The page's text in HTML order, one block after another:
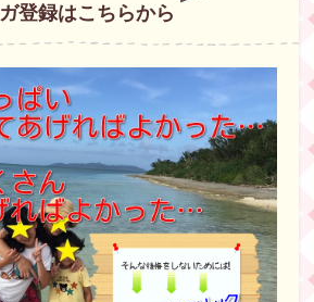
登録はこちらから